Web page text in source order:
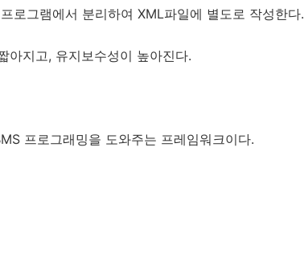
로그램에서 분리하여 XML파일에 별도로 작성한다.
아지고, 유지보수성이 높아진다.
프로그래밍을 도와주는 프레임워크이다.